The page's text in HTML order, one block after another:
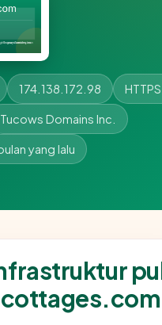
174.138.172.98
Tucows Domains Inc.
yang lalu